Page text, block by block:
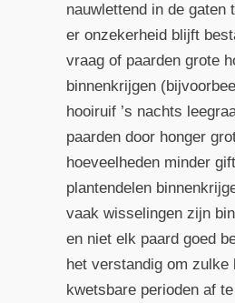
nauwlettend in de gaten
er onzekerheid blijft
vraag of paarden grote
binnenkrijgen
hooiruif ’s nachts
paarden door honger
hoeveelheden minder
plantendelen
vaak wisselingen zijn
en niet elk paard goed
het verstandig om zulke
kwetsbare perioden af